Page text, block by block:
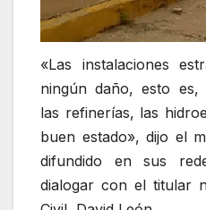
«Las instalaciones
ningún daño, esto es,
las refinerías, las
buen estado», dijo el
difundido en sus
dialogar con el titular